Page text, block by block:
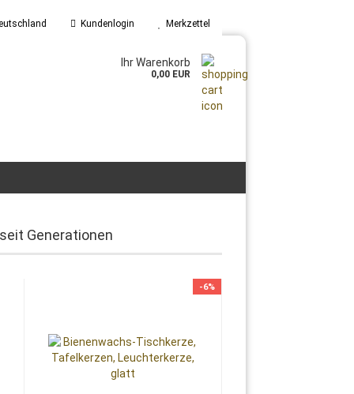
Kundenlogin Merkzettel
Ihr Warenkorb
0,00 EUR
Generationen
-6%